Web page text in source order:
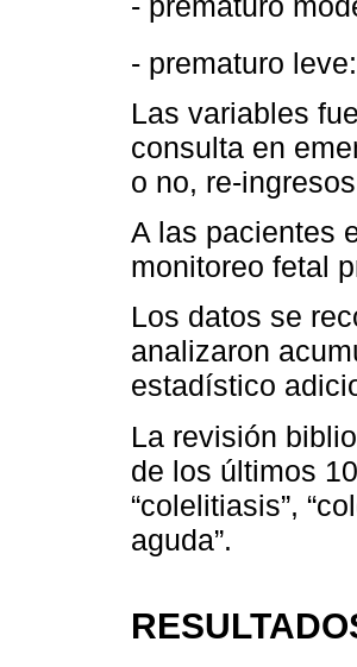
- prematuro
Las variables
consulta en
o no, re-
A las pacientes
monitoreo fetal
Los datos se
analizaron
estadístico
La revisión
de los últimos
“colelitiasis”,
aguda”.